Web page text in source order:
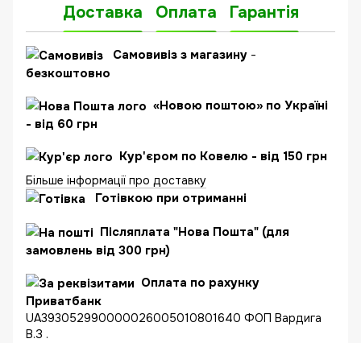
Доставка Оплата Гарантія
Самовивіз з магазину -
безкоштовно
«Новою поштою» по Україні
- від 60 грн
Кур'єром по Ковелю - від 150 грн
Більше інформації про доставку
Готівкою при отриманні
Післяплата "Нова Пошта" (для
замовлень від 300 грн)
Оплата по рахунку
Приватбанк
UA393052990000026005010801640 ФОП Вардига
В.З .